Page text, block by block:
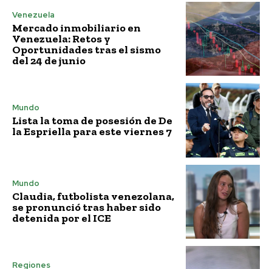
Venezuela
Mercado inmobiliario en
Venezuela: Retos y
Oportunidades tras el sismo
del 24 de junio
Mundo
Lista la toma de posesión de De
la Espriella para este viernes 7
Mundo
Claudia, futbolista venezolana,
se pronunció tras haber sido
detenida por el ICE
Regiones